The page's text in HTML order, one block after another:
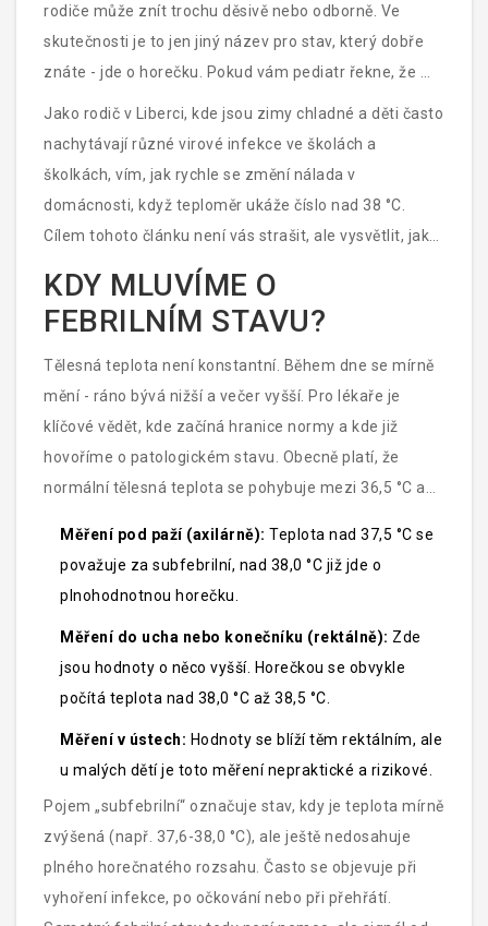
rodiče může znít trochu děsivě nebo odborně. Ve
skutečnosti je to jen jiný název pro stav, který dobře
znáte - jde o horečku. Pokud vám pediatr řekne, že má
vaše dítě „febrilní stav“, znamená to prostě, že má
zvýšenou tělesnou teplotu. Nejde o diagnózu nemoci
samotné, ale o příznak, že se tělo brání něčemu
cizímu, nejčastěji viru nebo bakteriím.
Jako rodič v Liberci, kde jsou zimy chladné a děti často
nachytávají různé virové infekce ve školách a
školkách, vím, jak rychle se změní nálada v
domácnosti, když teploměr ukáže číslo nad 38 °C.
Cílem tohoto článku není vás strašit, ale vysvětlit, jak
tento proces funguje, kdy je nebezpečný a jak správně
reagovat, abyste předešli zbytečnému stresu i
návštěvě pohotovosti uprostřed noci.
KDY MLUVÍME O
FEBRILNÍM STAVU?
Tělesná teplota není konstantní. Během dne se mírně
mění - ráno bývá nižší a večer vyšší. Pro lékaře je
klíčové vědět, kde začíná hranice normy a kde již
hovoříme o patologickém stavu. Obecně platí, že
normální tělesná teplota se pohybuje mezi 36,5 °C a
Měření pod paží (axilárně): Teplota nad 37,5 °C se
považuje za subfebrilní, nad 38,0 °C již jde o
plnohodnotnou horečku.
Měření do ucha nebo konečníku (rektálně): Zde
jsou hodnoty o něco vyšší. Horečkou se obvykle
počítá teplota nad 38,0 °C až 38,5 °C.
Měření v ústech: Hodnoty se blíží těm rektálním, ale
u malých dětí je toto měření nepraktické a rizikové.
Pojem „subfebrilní“ označuje stav, kdy je teplota mírně
zvýšená (např. 37,6-38,0 °C), ale ještě nedosahuje
plného horečnatého rozsahu. Často se objevuje při
vyhoření infekce, po očkování nebo při přehřátí.